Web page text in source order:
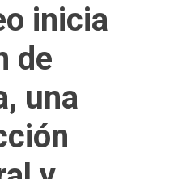
inicia
de
una